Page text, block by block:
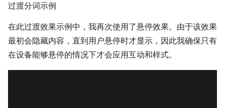
过渡分词示例
在此过渡效果示例中，我再次使用了悬停效果。由于该效果
最初会隐藏内容，直到用户悬停时才显示，因此我确保只有
在设备能够悬停的情况下才会应用互动和样式。